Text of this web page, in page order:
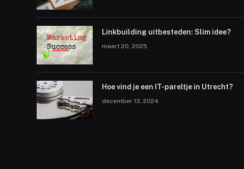
Linkbuilding uitbesteden: Slim idee?
maart 20, 2025
Hoe vind je een IT-pareltje in Utrecht?
december 13, 2024